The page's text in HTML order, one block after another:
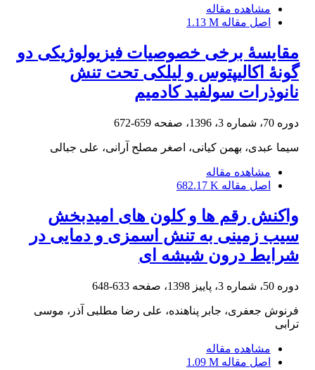
مشاهده مقاله
اصل مقاله 1.13 M
مقایسۀ برخی خصوصیات فیزیولوژیکی دو
گونۀ اکالیپتوس و لیلکی تحت تنش
نانوذرات سولفید کادمیم
دوره 70، شماره 3، 1396، صفحه 659-672
سیما عبدی، بهمن کیانی، اصغر مصلح آرانی، علی جبالی
مشاهده مقاله
اصل مقاله 682.17 K
واکنش رقم ها و کلون های امیدبخش
سیب زمینی به تنش اسمزی و دمایی در
شرایط درون شیشه ای
دوره 50، شماره 3، پاییز 1398، صفحه 633-648
فرنوش جعفری، جابر پناهنده، علی رضا مطلبی آذر، موسی
ترابی
مشاهده مقاله
اصل مقاله 1.09 M